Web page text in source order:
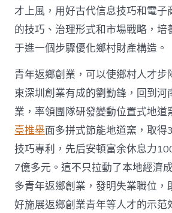
才上風，用好古代信息技巧和電子
的技巧、治理形式和市場戰略，培
于進一個步驟優化鄉村財產構造。
青年返鄉創業，可以使鄉村人才步
東深圳創業有成的劉勤鋒，回到河
業，率領團隊研發變動位置式地道
臺推舉面多拼式節能地道窯，取得
技巧專利，先后安頓富余休息力
7億多元。這不只拉動了本地經濟
多青年返鄉創業，發明失業職位，
好施展返鄉創業青年等人才的示范